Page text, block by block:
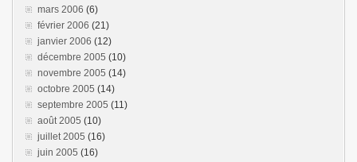
mars 2006 (6)
février 2006 (21)
janvier 2006 (12)
décembre 2005 (10)
novembre 2005 (14)
octobre 2005 (14)
septembre 2005 (11)
août 2005 (10)
juillet 2005 (16)
juin 2005 (16)